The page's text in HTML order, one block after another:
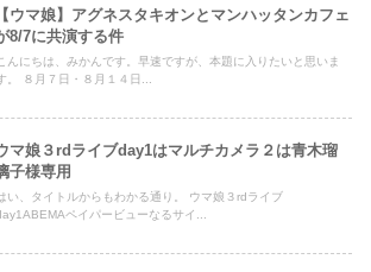
【ウマ娘】アグネスタキオンとマンハッタンカフェ
8/7に共演する件
こんにちは、みかんです。早速ですが、本題に入りたいと思いま
。 ８月７日・８月１４日...
マ娘３rdライブday1はマルチカメラ２は青木瑠
子様専用
い、タイトルからもわかる通り。 ウマ娘３rdライブ
ペイパービューなるサイ...